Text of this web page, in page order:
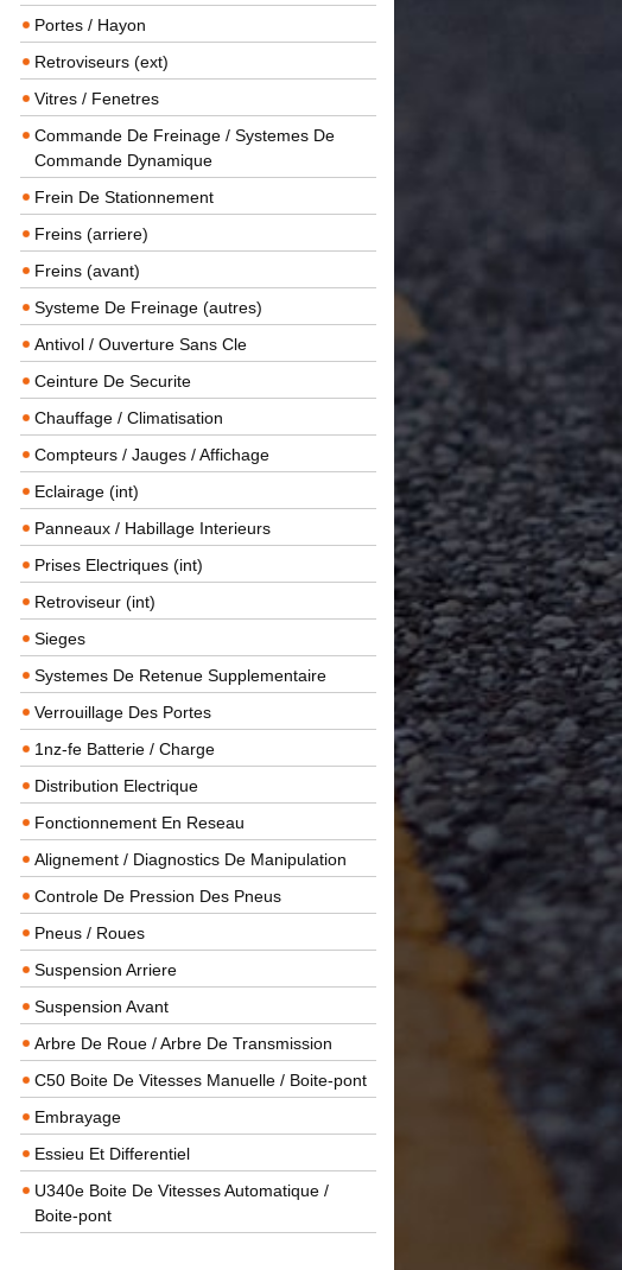
Portes / Hayon
Retroviseurs (ext)
Vitres / Fenetres
Commande De Freinage / Systemes De
Commande Dynamique
Frein De Stationnement
Freins (arriere)
Freins (avant)
Systeme De Freinage (autres)
Antivol / Ouverture Sans Cle
Ceinture De Securite
Chauffage / Climatisation
Compteurs / Jauges / Affichage
Eclairage (int)
Panneaux / Habillage Interieurs
Prises Electriques (int)
Retroviseur (int)
Sieges
Systemes De Retenue Supplementaire
Verrouillage Des Portes
1nz-fe Batterie / Charge
Distribution Electrique
Fonctionnement En Reseau
Alignement / Diagnostics De Manipulation
Controle De Pression Des Pneus
Pneus / Roues
Suspension Arriere
Suspension Avant
Arbre De Roue / Arbre De Transmission
C50 Boite De Vitesses Manuelle / Boite-pont
Embrayage
Essieu Et Differentiel
U340e Boite De Vitesses Automatique /
Boite-pont